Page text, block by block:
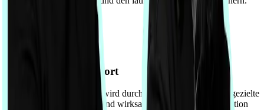
Aktivierung & Support
Ihre Atlassian-Umgebung wird durch strukturierten Support, gezielte
Enablement-Maßnahmen und wirksame Change-Kommunikation